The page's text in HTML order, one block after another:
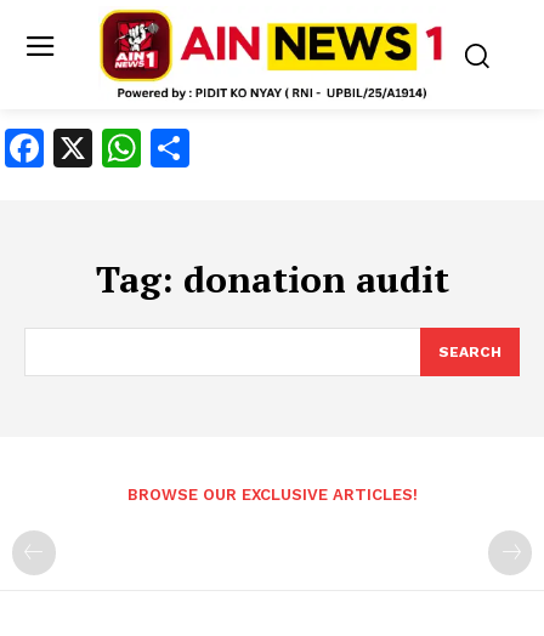
Facebook
X WhatsApp
Tag: donation audit
SEARCH
BROWSE OUR EXCLUSIVE ARTICLES!